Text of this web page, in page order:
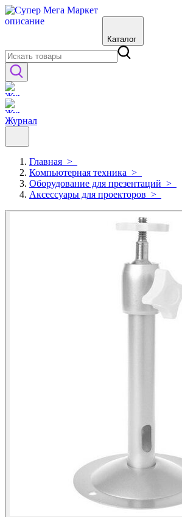
Каталог
Журнал
Главная >
Компьютерная техника >
Оборудование для презентаций >
Аксессуары для проекторов >